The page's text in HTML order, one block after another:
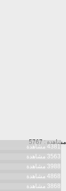
مشاهدة : 5767
4381 مشاهدة
3563 مشاهدة
3988 مشاهدة
4868 مشاهدة
3868 مشاهدة